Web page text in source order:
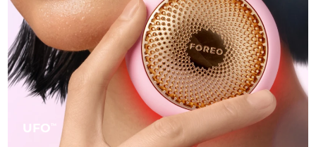
UFO TM
España Entrega prevista 8/10/26
Suecia Entrega prevista8/10/26
Suiza Entrega prevista8/10/26
Taiwán Entrega prevista8/15/26
Tailandia Entrega prevista